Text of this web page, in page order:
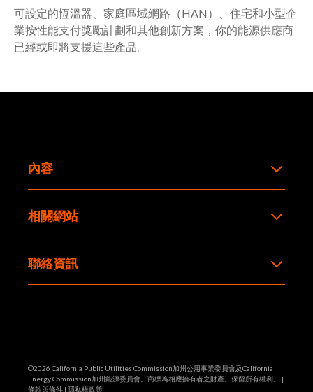
可設定的恆溫器、家庭區域網路（HAN）、住宅和小型企
業按性能支付獎勵計劃和其他創新方案，你的能源供應商
已經或即將支援這些產品。
內容
相關網站
聯絡資訊
©2026 California Public Utilities Commission加州公用事業委員會及California
Energy Commission加州能源委員會。商標為相應擁有者之財產。保留所有權利。 |
條款與條件 | 隱私權政策